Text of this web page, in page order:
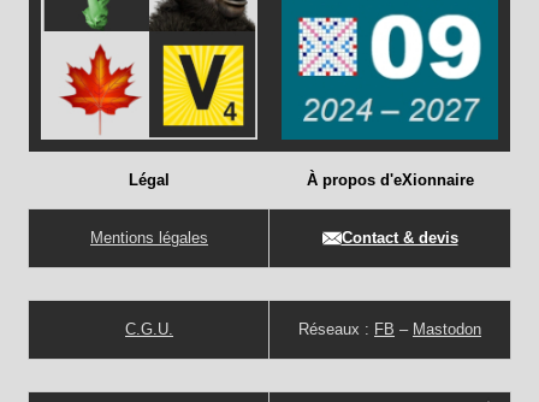
Légal
Mentions légales
C.G.U.
À propos d'eXionnaire
Contact & devis
Réseaux : FB – Mastodon